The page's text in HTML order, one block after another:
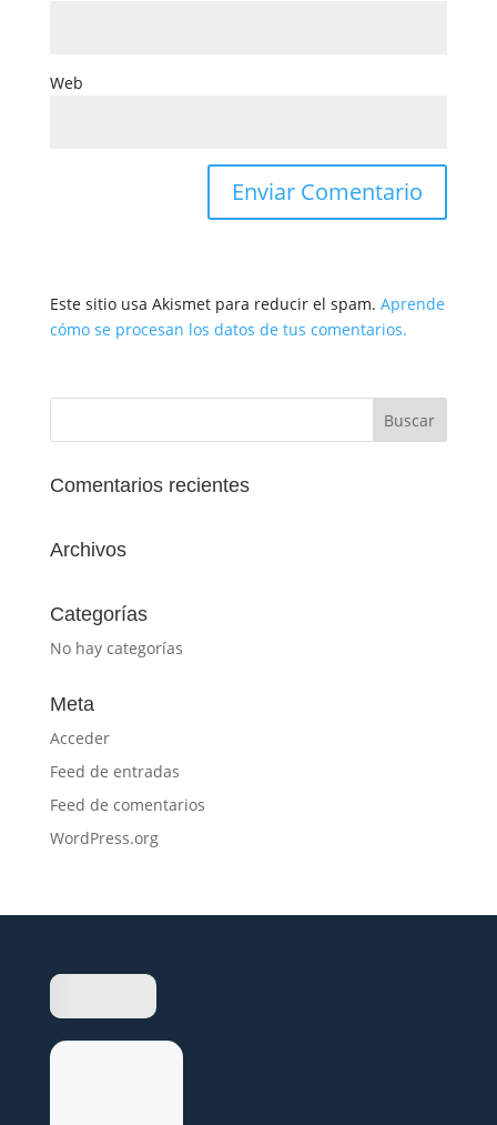
Web
Este sitio usa Akismet para reducir el spam. Aprende
cómo se procesan los datos de tus comentarios.
Comentarios recientes
Archivos
Categorías
No hay categorías
Meta
Acceder
Feed de entradas
Feed de comentarios
WordPress.org